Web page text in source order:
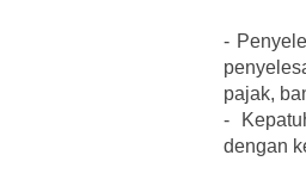
-
pajak,
-
dengan